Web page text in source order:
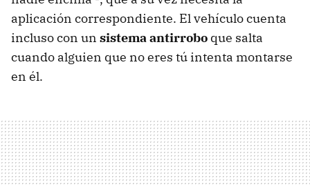
aplicación correspondiente. El vehículo cuenta
incluso con un sistema antirrobo que salta
cuando alguien que no eres tú intenta montarse
en él.